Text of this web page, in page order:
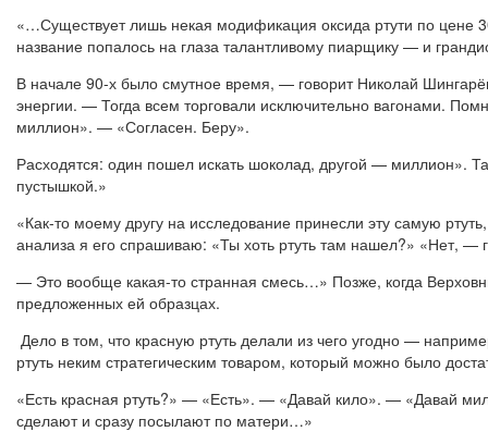
«…Существует лишь некая модификация оксида ртути по цене
название попалось на глаза талантливому пиарщику — и
В начале 90-х было смутное время, — говорит Николай
энергии. — Тогда всем торговали исключительно вагонами.
миллион». — «Согласен. Беру».
Расходятся: один пошел искать шоколад, другой — миллион».
пустышкой.»
«Как-то моему другу на исследование принесли эту самую
анализа я его спрашиваю: «Ты хоть ртуть там нашел?» «Нет, —
— Это вообще какая-то странная смесь…» Позже, когда
предложенных ей образцах.
Дело в том, что красную ртуть делали из чего угодно —
ртуть неким стратегическим товаром, который можно было
«Есть красная ртуть?» — «Есть». — «Давай кило». — «Давай
сделают и сразу посылают по матери…»